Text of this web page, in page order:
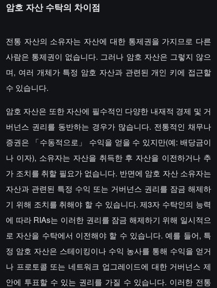
암호 자산 수탁의 차이점
전통 자산의 소유자는 자산에 대한 통제권을 가지므로 다른
사람은 통제권이 없습니다. 그러나 암호 자산은 그렇지 않으
며, 여러 개체가 특정 암호 자산과 관련된 개인 키에 접근할
수 있습니다.
암호 자산은 또한 자산에 필수적인 다양한 내재적 경제 및 거
버넌스 권리를 동반하는 경우가 많습니다. 전통적인 채무나
증권은 「수동적으로」 수익을 얻을 수 있지만(예: 배당금이
나 이자), 소유자는 자산을 취득한 후 자산을 이전하거나 추
가 조치를 취할 필요가 없습니다. 반면에 암호 자산 소유자는
자산과 관련된 특정 수익 또는 거버넌스 권리를 잠금 해제하
기 위해 조치를 취해야 할 수 있습니다. 제3자 수탁인의 능력
에 따라 RIAs는 이러한 권리를 잠금 해제하기 위해 일시적으
로 자산을 수탁에서 이전해야 할 수 있습니다. 예를 들어, 특
정 암호 자산은 스테이킹이나 수익 농사를 통해 수익을 얻거
나 프로토콜 또는 네트워크 업그레이드에 대한 거버넌스 제
안에 투표할 수 있는 권리를 가질 수 있습니다. 이러한 전통